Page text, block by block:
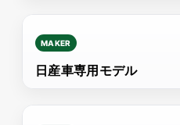
MAKER
日産車専用モデル